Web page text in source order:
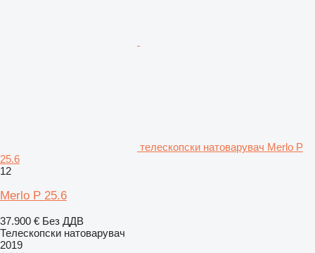
телескопски натоварувач Merlo P
25.6
12
Merlo P 25.6
37.900 € Без ДДВ
Телескопски натоварувач
2019